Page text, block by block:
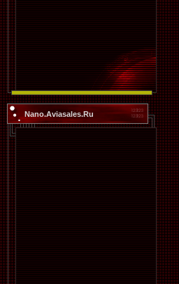
Nano.Aviasales.Ru